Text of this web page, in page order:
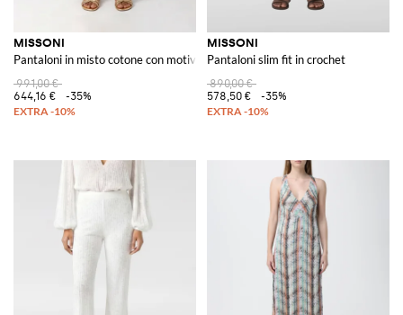
MISSONI
Pantaloni in misto cotone con motivo zig-zag
991,00 €
644,16 €
-35%
MISSONI
Pantaloni slim fit in crochet
890,00 €
578,50 €
-35%